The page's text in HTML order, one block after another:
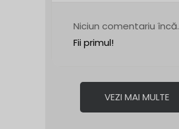
Niciun comentariu încă.
Fii primul!
VEZI MAI MULTE